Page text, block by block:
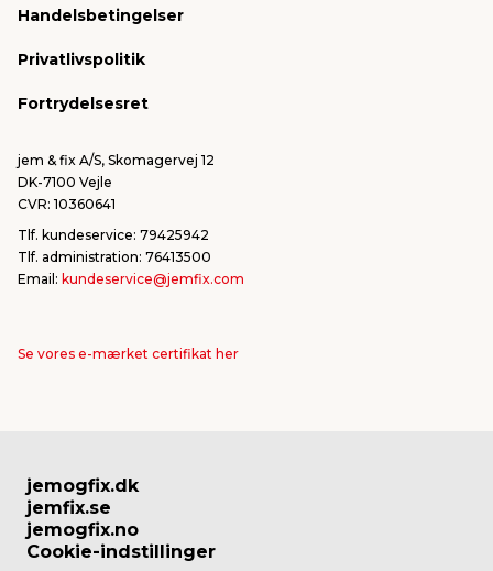
Handelsbetingelser
Privatlivspolitik
Fortrydelsesret
jem & fix A/S, Skomagervej 12
DK-7100 Vejle
CVR: 10360641
Tlf. kundeservice: 79425942
Tlf. administration: 76413500
Email: kundeservice@jemfix.com
Se vores e-mærket certifikat her
jemogfix.dk
jemfix.se
jemogfix.no
Cookie-indstillinger